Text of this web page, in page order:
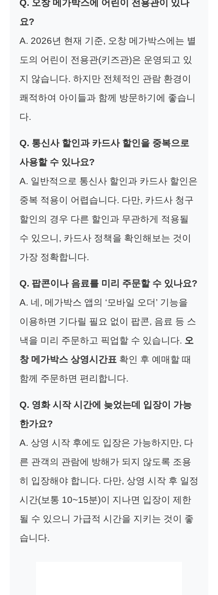
Q. 오창 메가박스에 어린이 전용관이 있나
요?
A. 2026년 현재 기준, 오창 메가박스에는 별
도의 어린이 전용관(키즈관)은 운영되고 있
지 않습니다. 하지만 전체적인 관람 환경이
쾌적하여 아이들과 함께 방문하기에 좋습니
다.
Q. 통신사 할인과 카드사 할인을 중복으로
사용할 수 있나요?
A. 일반적으로 통신사 할인과 카드사 할인은
중복 적용이 어렵습니다. 다만, 카드사 청구
할인의 경우 다른 할인과 무관하게 적용될
수 있으니, 카드사 정책을 확인해보는 것이
가장 정확합니다.
Q. 팝콘이나 음료를 미리 주문할 수 있나요?
A. 네, 메가박스 앱의 ‘모바일 오더’ 기능을
이용하면 기다릴 필요 없이 팝콘, 음료 등 스
낵을 미리 주문하고 픽업할 수 있습니다. 오
창 메가박스 상영시간표 확인 후 예매할 때
함께 주문하면 편리합니다.
Q. 영화 시작 시간에 늦었는데 입장이 가능
한가요?
A. 상영 시작 후에도 입장은 가능하지만, 다
른 관객의 관람에 방해가 되지 않도록 조용
히 입장해야 합니다. 다만, 상영 시작 후 일정
시간(보통 10~15분)이 지나면 입장이 제한
될 수 있으니 가급적 시간을 지키는 것이 좋
습니다.